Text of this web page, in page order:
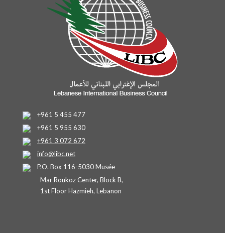
+961 5 455 477
+961 5 955 630
+961 3 072 672
info@libc.net
P.O. Box 116-5030 Musée
Mar Roukoz Center, Block B,
1st Floor Hazmieh, Lebanon